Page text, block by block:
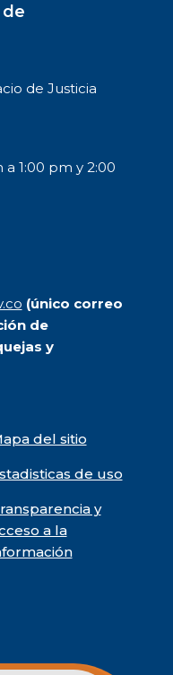
de
de Justicia
1:00 pm y 2:00
(único correo
de
y
del sitio
de uso
y
a la